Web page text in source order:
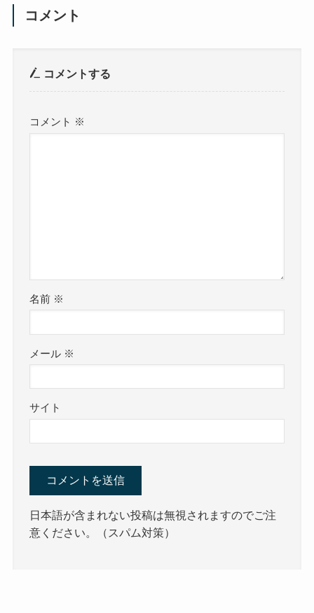
コメント
コメントする
コメント ※
名前 ※
メール ※
サイト
日本語が含まれない投稿は無視されますのでご注
意ください。（スパム対策）